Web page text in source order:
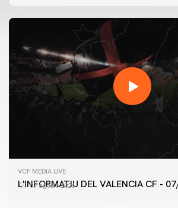
VCF MEDIA LIVE
L'INFORMATIU DEL VALENCIA CF -
07 agosto 2026